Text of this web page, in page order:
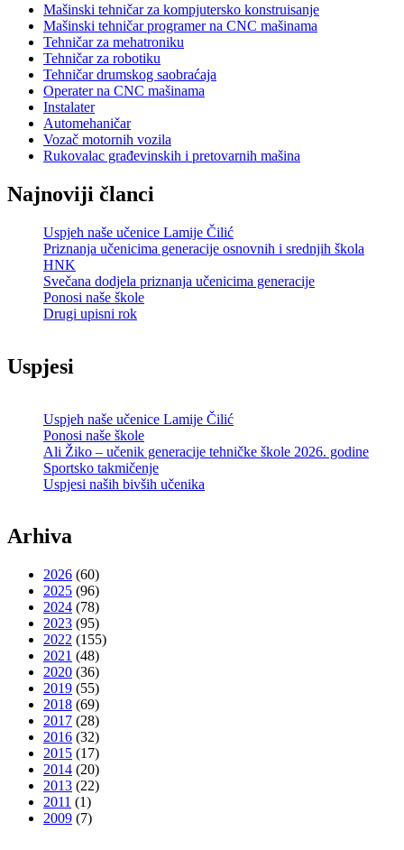
Mašinski tehničar za kompjutersko konstruisanje
Mašinski tehničar programer na CNC mašinama
Tehničar za mehatroniku
Tehničar za robotiku
Tehničar drumskog saobraćaja
Operater na CNC mašinama
Instalater
Automehaničar
Vozač motornih vozila
Rukovalac građevinskih i pretovarnih mašina
Najnoviji članci
Uspjeh naše učenice Lamije Čilić
Priznanja učenicima generacije osnovnih i srednjih škola
HNK
Svečana dodjela priznanja učenicima generacije
Ponosi naše škole
Drugi upisni rok
Uspjesi
Uspjeh naše učenice Lamije Čilić
Ponosi naše škole
Ali Žiko – učenik generacije tehničke škole 2026. godine
Sportsko takmičenje
Uspjesi naših bivših učenika
Arhiva
2026 (60)
2025 (96)
2024 (78)
2023 (95)
2022 (155)
2021 (48)
2020 (36)
2019 (55)
2018 (69)
2017 (28)
2016 (32)
2015 (17)
2014 (20)
2013 (22)
2011 (1)
2009 (7)